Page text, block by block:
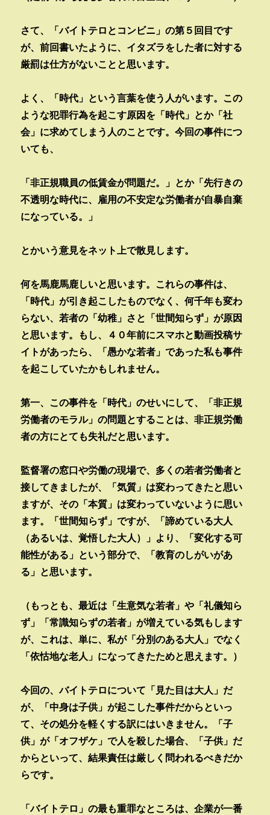
さて、「バイトテロとコンビニ」の第５回目です
が、前回書いたように、イタズラをした者に対する
厳罰は仕方がないことと思います。
よく、「時代」という言葉を使う人がいます。この
ような犯罪行為を起こす原因を「時代」とか「社
会」に求めてしまう人のことです。今回の事件につ
いても、
「非正規職員の低賃金が問題だ。」とか「先行きの
不透明な時代に、雇用の不安定な労働者が自暴自棄
になっている。」
とかいう意見をネット上で散見します。
何を馬鹿馬鹿しいと思います。これらの事件は、
「時代」が引き起こしたものでなく、何千年も変わ
らない、若者の「幼稚」さと「世間知らず」が原因
と思います。もし、４０年前にスマホと動画投稿サ
イトがあったら、「愚かな若者」であった私も事件
を起こしていたかもしれません。
第一、この事件を「時代」のせいにして、「非正規
労働者のモラル」の問題とすることは、非正規労働
者の方にとても失礼だと思います。
監督署の窓口や労働の現場で、多くの若者労働者と
接してきましたが、「気質」は変わってきたと思い
ますが、その「本質」は変わっていないように思い
ます。「世間知らず」ですが、「諦めている大人
（あるいは、覚悟した大人）」より、「変化する可
能性がある」という部分で、「教育のしがいがあ
る」と思います。
（もっとも、最近は「生意気な若者」や「礼儀知ら
ず」「常識知らずの若者」が増えている気もします
が、これは、単に、私が「分別のある大人」でなく
「依怙地な老人」になってきたためと思えます。）
今回の、バイトテロについて「見た目は大人」だ
が、「中身は子供」が起こした事件だからといっ
て、その処分を軽くする訳にはいきません。「子
供」が「オフザケ」で人を殺した場合、「子供」だ
からといって、結果責任は厳しく問われるべきだか
らです。
「バイトテロ」の最も重罪なところは、企業が一番